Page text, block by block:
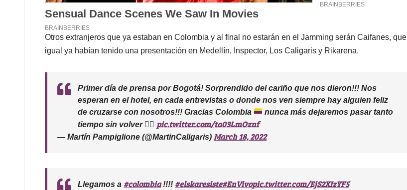
Otros extranjeros que ya estaban en Colombia y al final no estarán en el Jamming serán Caifanes, que
igual ya habían tenido una presentación en Medellín, Inspector, Los Caligaris y Rikarena.
Primer día de prensa por Bogotá! Sorprendido del cariño que nos dieron!!! Nos
esperan en el hotel, en cada entrevistas o donde nos ven siempre hay alguien feliz
de cruzarse con nosotros!!! Gracias Colombia
nunca más dejaremos pasar tanto
tiempo sin volver ✌🏻 pic.twitter.com/ta03LmOznf
— Martín Pampiglione (@MartinCaligaris) March 18, 2022
Llegamos a #colombia!!!! #elskaresiste#EnVivopic.twitter.com/EjS2XIzYF5